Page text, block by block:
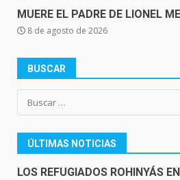
MUERE EL PADRE DE LIONEL
8 de agosto de 2026
BUSCAR
Buscar:
ÚLTIMAS NOTICIAS
LOS REFUGIADOS ROHINYÁS